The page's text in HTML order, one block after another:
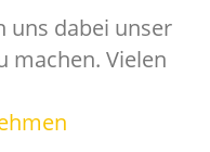
uns dabei unser
machen. Vielen